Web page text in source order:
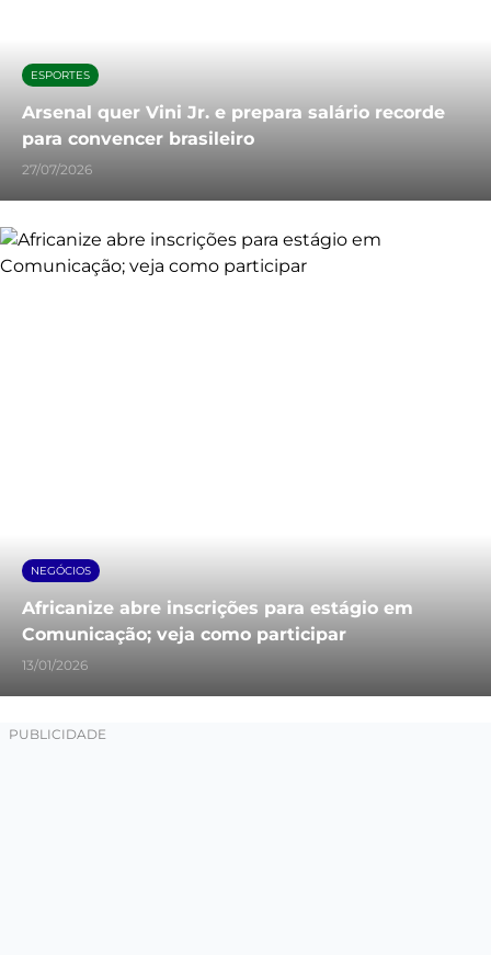
ESPORTES
Arsenal quer Vini Jr. e prepara salário recorde
para convencer brasileiro
27/07/2026
NEGÓCIOS
Africanize abre inscrições para estágio em
Comunicação; veja como participar
13/01/2026